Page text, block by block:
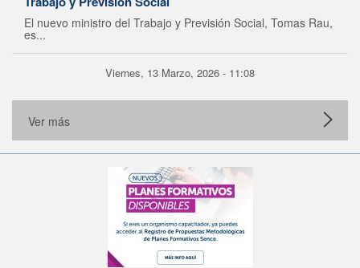
El nuevo ministro del Trabajo y Previsión Social, Tomas Rau,
es...
Viernes, 13 Marzo, 2026 - 11:08
Ver más